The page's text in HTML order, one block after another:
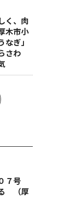
く、肉
木市小
ぎ」
さわ
７号
（厚